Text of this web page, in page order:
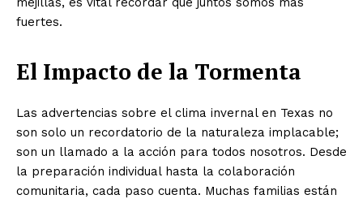
fuertes.
El Impacto de la Tormenta
Las advertencias sobre el clima invernal en Texas no
son solo un recordatorio de la naturaleza implacable;
son un llamado a la acción para todos nosotros. Desde
la preparación individual hasta la colaboración
comunitaria, cada paso cuenta. Muchas familias están